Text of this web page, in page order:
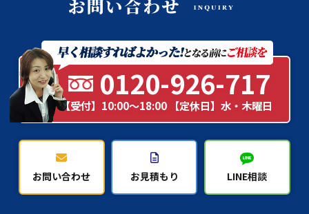
0120-926-717
【受付】10:00～18:00 【定休日】水・木曜日
お問い合わせ お見積もり LINE相談